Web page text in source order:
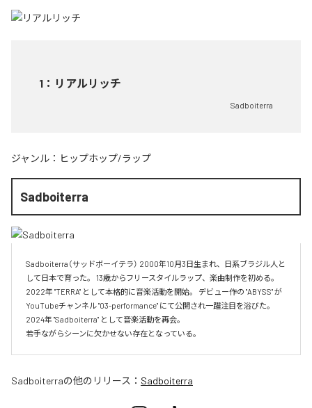
1 ： リアルリッチ
Sadboiterra
ジャンル： ヒップホップ/ラップ
Sadboiterra
Sadboiterra（サッドボーイテラ） 2000年10月3日生まれ、日系ブラジル人と
して日本で育った。 13歳からフリースタイルラップ、楽曲制作を初める。
2022年 "TERRA" として本格的に音楽活動を開始。 デビュー作の "ABYSS" が
YouTubeチャンネル "03-performance" にて公開され一躍注目を浴びた。
2024年 "Sadboiterra" として音楽活動を再会。
若手ながらシーンに欠かせない存在となっている。
Sadboiterraの他のリリース： Sadboiterra